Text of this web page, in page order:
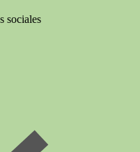
sociales